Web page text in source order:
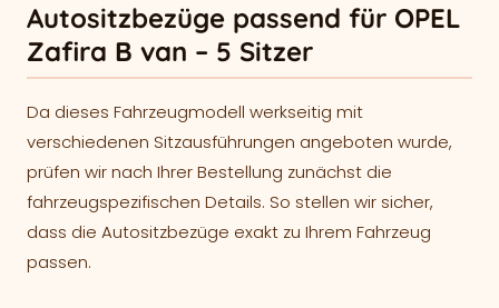
Autositzbezüge passend für OPEL
Zafira B van – 5 Sitzer
Da dieses Fahrzeugmodell werkseitig mit
verschiedenen Sitzausführungen angeboten wurde,
prüfen wir nach Ihrer Bestellung zunächst die
fahrzeugspezifischen Details. So stellen wir sicher,
dass die Autositzbezüge exakt zu Ihrem Fahrzeug
passen.